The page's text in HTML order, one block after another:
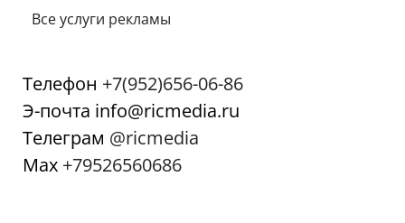
Все услуги рекламы
Телефон +7(952)656-06-86
Э-почта info@ricmedia.ru
Телеграм @ricmedia
Мах +79526560686